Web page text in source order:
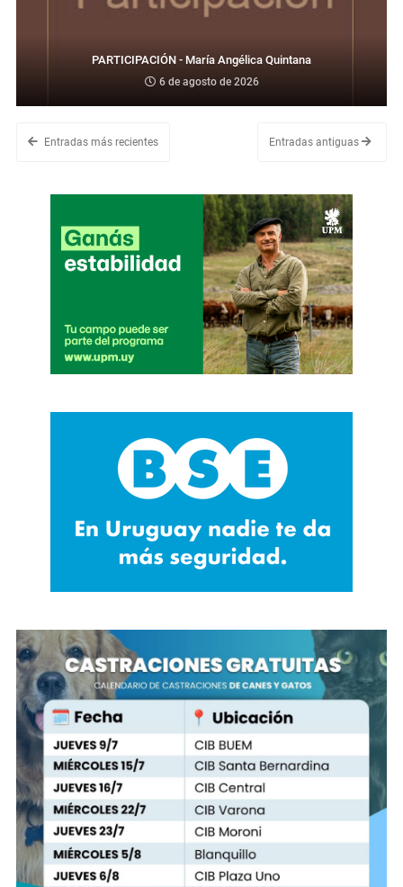
PARTICIPACIÓN - María Angélica Quintana
6 de agosto de 2026
Entradas más recientes Entradas antiguas